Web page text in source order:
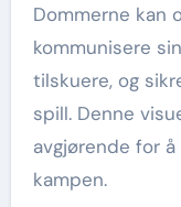
Dommerne kan
kommunisere
tilskuere, og
spill. Denne
avgjørende for
kampen.